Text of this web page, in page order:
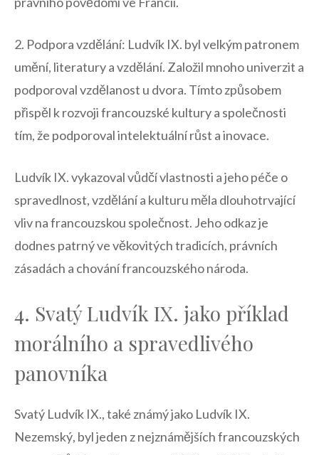
2. Podpora vzdělání: ‌Ludvík IX. byl velkým patronem
umění, literatury a vzdělání. Založil mnoho univerzit a
podporoval vzdělanost ⁢u dvora. Tímto způsobem
přispěl k⁤ rozvoji francouzské kultury a společnosti
tím, že podporoval intelektuální růst a inovace.
Ludvík IX. vykazoval⁤ vůdčí vlastnosti a jeho péče ⁢o⁤
spravedlnost, vzdělání a kulturu měla dlouhotrvající
vliv ⁤na francouzskou společnost. Jeho ‍odkaz​ je
dodnes patrný ve věkovitých tradicích, právních‌
zásadách a chování francouzského ⁣národa.
4. Svatý Ludvík IX. jako⁤ příklad
morálního a spravedlivého
panovníka
Svatý Ludvík IX., také známý jako ​Ludvík IX.
Nezemský, byl jeden z nejznámějších francouzských